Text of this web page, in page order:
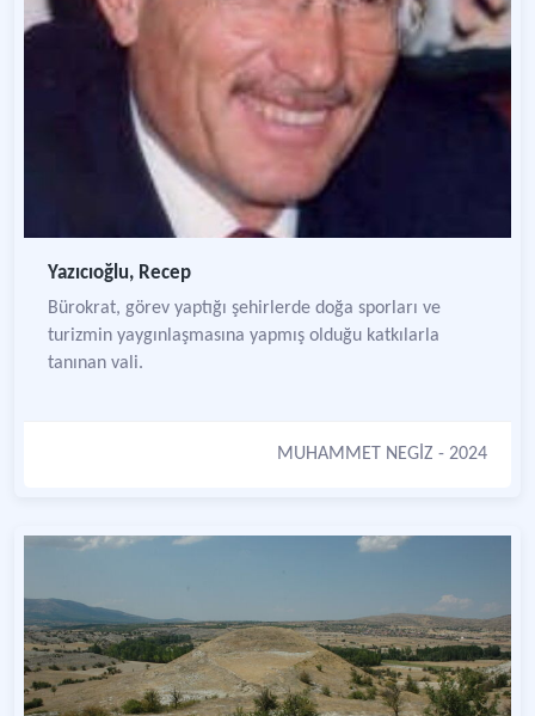
Yazıcıoğlu, Recep
Bürokrat, görev yaptığı şehirlerde doğa sporları ve
turizmin yaygınlaşmasına yapmış olduğu katkılarla
tanınan vali.
MUHAMMET NEGİZ - 2024